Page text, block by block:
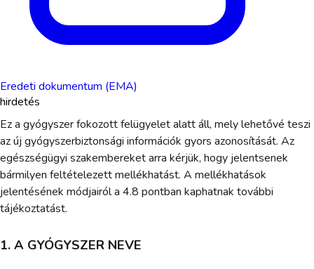
Eredeti dokumentum (EMA)
hirdetés
Ez a gyógyszer fokozott felügyelet alatt áll, mely lehetővé teszi
az új gyógyszerbiztonsági információk gyors azonosítását. Az
egészségügyi szakembereket arra kérjük, hogy jelentsenek
bármilyen feltételezett mellékhatást. A mellékhatások
jelentésének módjairól a 4.8 pontban kaphatnak további
tájékoztatást.
1. A GYÓGYSZER NEVE